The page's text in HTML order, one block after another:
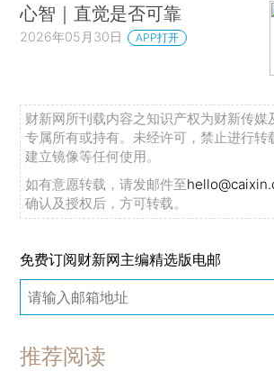
心智｜直觉是否可靠
2026年05月30日 APP打开
财新网所刊载内容之知识产权为财新传媒
专属所有或持有。未经许可，禁止进行转
建立镜像等任何使用。
如有意愿转载，请发邮件至
确认及授权后，方可转载。
免费订阅财新网主编精选版电邮
推荐阅读